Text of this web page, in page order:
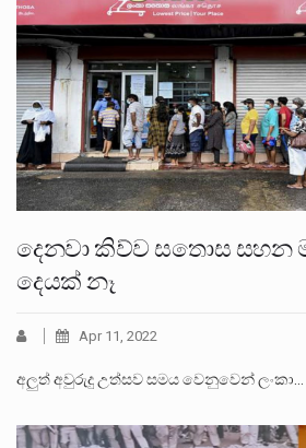
දෙනවා කිව්ව සතොස සහන
දෙයක් නෑ
Apr 11, 2022
අලුත් අවුරුදු උත්සව සමය වෙනුවෙන් ලංකා…